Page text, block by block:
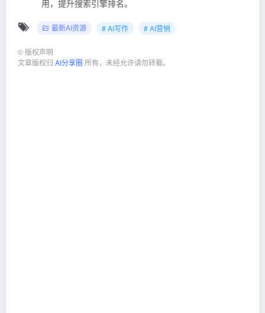
用，提升搜索引擎排名。
最新AI资源 # AI写作 # AI营销
© 版权声明
文章版权归 AI分享圈 所有，未经允许请勿转载。